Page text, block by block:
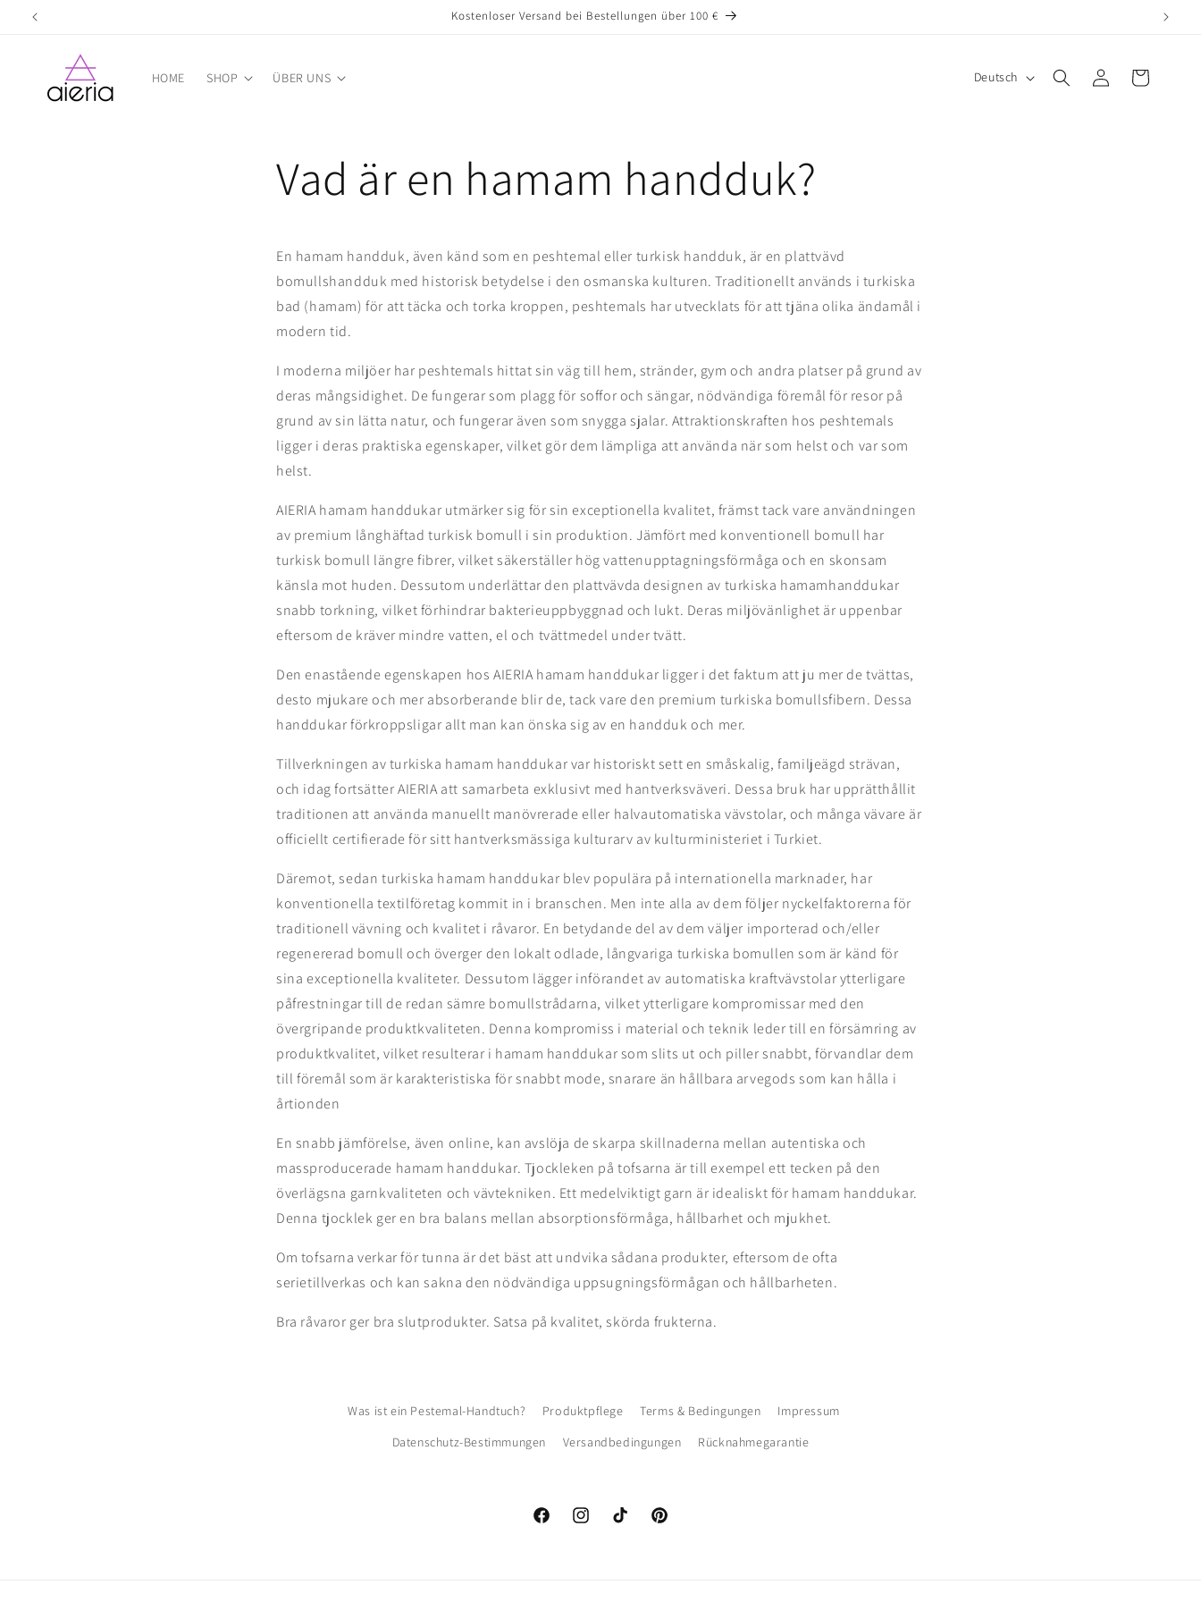
zum
Kostenloser Versand bei Bestellungen über 100 €
HOME SHOP ÜBER UNS Deutsch EinloggenWarenkorb
Vad är en hamam handduk?
En hamam handduk, även känd som en peshtemal eller turkisk handduk, är en plattvävd
bomullshandduk med historisk betydelse i den osmanska kulturen. Traditionellt används i turkiska
bad (hamam) för att täcka och torka kroppen, peshtemals har utvecklats för att tjäna olika ändamål i
modern tid.
I moderna miljöer har peshtemals hittat sin väg till hem, stränder, gym och andra platser på grund av
deras mångsidighet. De fungerar som plagg för soffor och sängar, nödvändiga föremål för resor på
grund av sin lätta natur, och fungerar även som snygga sjalar. Attraktionskraften hos peshtemals
ligger i deras praktiska egenskaper, vilket gör dem lämpliga att använda när som helst och var som
helst.
AIERIA hamam handdukar utmärker sig för sin exceptionella kvalitet, främst tack vare användningen
av premium långhäftad turkisk bomull i sin produktion. Jämfört med konventionell bomull har
turkisk bomull längre fibrer, vilket säkerställer hög vattenupptagningsförmåga och en skonsam
känsla mot huden. Dessutom underlättar den plattvävda designen av turkiska hamamhanddukar
snabb torkning, vilket förhindrar bakterieuppbyggnad och lukt. Deras miljövänlighet är uppenbar
eftersom de kräver mindre vatten, el och tvättmedel under tvätt.
Den enastående egenskapen hos AIERIA hamam handdukar ligger i det faktum att ju mer de tvättas,
desto mjukare och mer absorberande blir de, tack vare den premium turkiska bomullsfibern. Dessa
handdukar förkroppsligar allt man kan önska sig av en handduk och mer.
Tillverkningen av turkiska hamam handdukar var historiskt sett en småskalig, familjeägd strävan,
och idag fortsätter AIERIA att samarbeta exklusivt med hantverksväveri. Dessa bruk har upprätthållit
traditionen att använda manuellt manövrerade eller halvautomatiska vävstolar, och många vävare är
officiellt certifierade för sitt hantverksmässiga kulturarv av kulturministeriet i Turkiet.
Däremot, sedan turkiska hamam handdukar blev populära på internationella marknader, har
konventionella textilföretag kommit in i branschen. Men inte alla av dem följer nyckelfaktorerna för
traditionell vävning och kvalitet i råvaror. En betydande del av dem väljer importerad och/eller
regenererad bomull och överger den lokalt odlade, långvariga turkiska bomullen som är känd för
sina exceptionella kvaliteter. Dessutom lägger införandet av automatiska kraftvävstolar ytterligare
påfrestningar till de redan sämre bomullstrådarna, vilket ytterligare kompromissar med den
övergripande produktkvaliteten. Denna kompromiss i material och teknik leder till en försämring av
produktkvalitet, vilket resulterar i hamam handdukar som slits ut och piller snabbt, förvandlar dem
till föremål som är karakteristiska för snabbt mode, snarare än hållbara arvegods som kan hålla i
årtionden
En snabb jämförelse, även online, kan avslöja de skarpa skillnaderna mellan autentiska och
massproducerade hamam handdukar. Tjockleken på tofsarna är till exempel ett tecken på den
överlägsna garnkvaliteten och vävtekniken. Ett medelviktigt garn är idealiskt för hamam handdukar.
Denna tjocklek ger en bra balans mellan absorptionsförmåga, hållbarhet och mjukhet.
Om tofsarna verkar för tunna är det bäst att undvika sådana produkter, eftersom de ofta
serietillverkas och kan sakna den nödvändiga uppsugningsförmågan och hållbarheten.
Bra råvaror ger bra slutprodukter. Satsa på kvalitet, skörda frukterna.
Was ist ein Pestemal-Handtuch? Produktpflege Terms & Bedingungen
Impressum
Datenschutz-Bestimmungen
Versandbedingungen Rücknahmegarantie
FacebookInstagramTikTok Pinterest